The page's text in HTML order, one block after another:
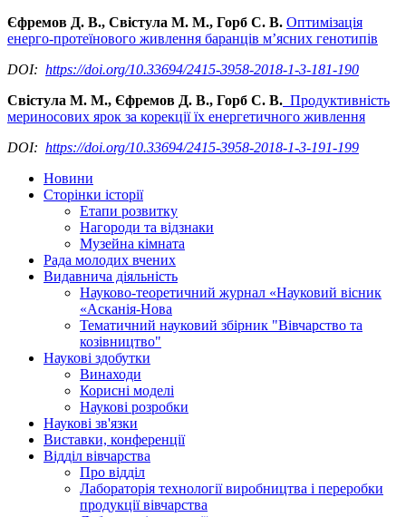
Єфремов Д. В., Свістула М. М., Горб С. В. Оптимізація
енерго-протеїнового живлення баранців м’ясних генотипів
DOI: https://doi.org/10.33694/2415-3958-2018-1-3-181-190
Свістула М. М., Єфремов Д. В., Горб С. В. Продуктивність
мериносових ярок за корекції їх енергетичного живлення
DOI: https://doi.org/10.33694/2415-3958-2018-1-3-191-199
Новини
Сторінки історії
Етапи розвитку
Нагороди та відзнаки
Музейна кімната
Рада молодих вчених
Видавнича діяльність
Науково-теоретичний журнал «Науковий вісник
«Асканія-Нова
Тематичний науковий збірник "Вівчарство та
козівництво"
Наукові здобутки
Винаходи
Корисні моделі
Наукові розробки
Наукові зв'язки
Виставки, конференції
Відділ вівчарства
Про відділ
Лабораторія технології виробництва і переробки
продукції вівчарства